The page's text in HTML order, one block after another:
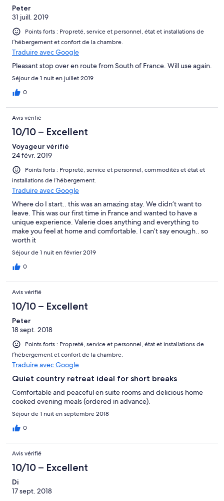
Peter
31 juill. 2019
Points forts : Propreté, service et personnel, état et installations de
l’hébergement et confort de la chambre.
Traduire avec Google
Pleasant stop over en route from South of France. Will use again.
Séjour de 1 nuit en juillet 2019
0
Avis vérifié
10/10 – Excellent
Voyageur vérifié
24 févr. 2019
Points forts : Propreté, service et personnel, commodités et état et
installations de l’hébergement.
Traduire avec Google
Where do I start.. this was an amazing stay. We didn’t want to
leave. This was our first time in France and wanted to have a
unique experience. Valerie does anything and everything to
make you feel at home and comfortable. I can’t say enough.. so
worth it
Séjour de 1 nuit en février 2019
0
Avis vérifié
10/10 – Excellent
Peter
18 sept. 2018
Points forts : Propreté, service et personnel, état et installations de
l’hébergement et confort de la chambre.
Traduire avec Google
Quiet country retreat ideal for short breaks
Comfortable and peaceful en suite rooms and delicious home
cooked evening meals (ordered in advance).
Séjour de 1 nuit en septembre 2018
0
Avis vérifié
10/10 – Excellent
Di
17 sept. 2018